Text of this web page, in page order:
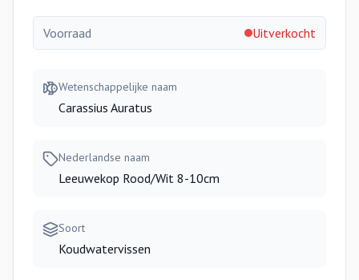
Voorraad Uitverkocht
Wetenschappelijke naam
Carassius Auratus
Nederlandse naam
Leeuwekop Rood/Wit 8-10cm
Soort
Koudwatervissen